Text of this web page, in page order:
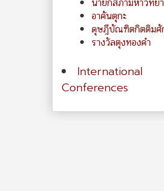
อาคันตุกะ
ดุษฎีบัณฑิตกิตติมศั
รางวัลตุงทองคำ
International
Conferences